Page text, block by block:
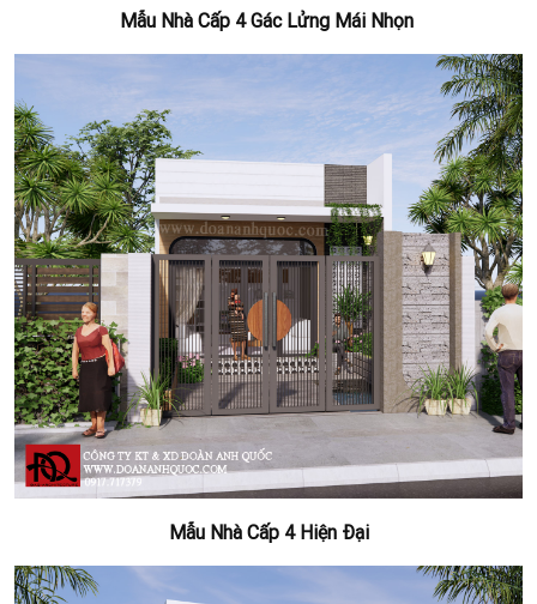
Mẫu Nhà Cấp 4 Gác Lửng Mái Nhọn
Mẫu Nhà Cấp 4 Hiện Đại